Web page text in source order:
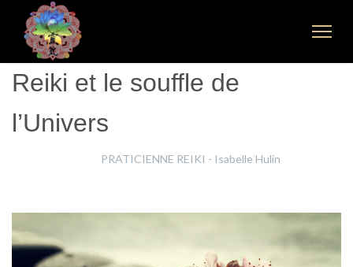
Reiki et le souffle de
l’Univers
PRATICIENNE REIKI - Isabelle Hulin